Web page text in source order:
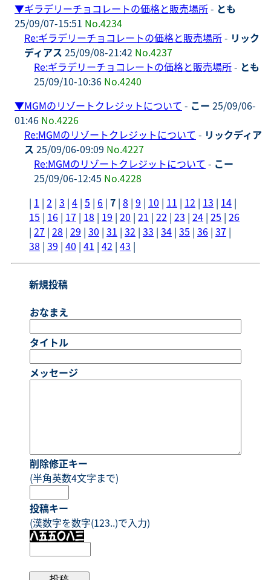
▼ギラデリーチョコレートの価格と販売場所- とも
25/09/07-15:51 No.4234
Re:ギラデリーチョコレートの価格と販売場所- リック
ディアス 25/09/08-21:42 No.4237
Re:ギラデリーチョコレートの価格と販売場所- とも
25/09/10-10:36 No.4240
▼MGMのリゾートクレジットについて - こー 25/09/06-
01:46 No.4226
Re:MGMのリゾートクレジットについて - リックディア
ス 25/09/06-09:09 No.4227
Re:MGMのリゾートクレジットについて - こー
25/09/06-12:45 No.4228
| 1 | 2 | 3 | 4 | 5 | 6 | 7 | 8 | 9 | 10 | 11 | 12 | 13 | 14 |
15 | 16 | 17 | 18 | 19 | 20 | 21 | 22 | 23 | 24 | 25 | 26
| 27 | 28 | 29 | 30 | 31 | 32 | 33 | 34 | 35 | 36 | 37 |
38 | 39 | 40 | 41 | 42 | 43 |
新規投稿
おなまえ
タイトル
メッセージ
削除修正キー
(半角英数4文字まで)
投稿キー
(漢数字を数字(123..)で入力)